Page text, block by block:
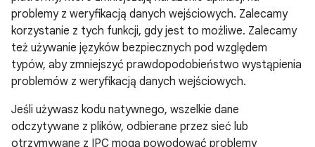
problemy z weryfikacją danych wejściowych. Zalecamy
korzystanie z tych funkcji, gdy jest to możliwe. Zalecamy
też używanie języków bezpiecznych pod względem
typów, aby zmniejszyć prawdopodobieństwo wystąpienia
problemów z weryfikacją danych wejściowych.
Jeśli używasz kodu natywnego, wszelkie dane
odczytywane z plików, odbierane przez sieć lub
otrzymywane z IPC mogą powodować problemy